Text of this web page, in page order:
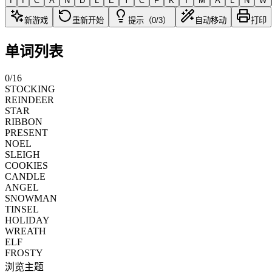
新游戏 重新开始 提示（0/3） 自动移动 打印
单词列表
0/16
STOCKING
REINDEER
STAR
RIBBON
PRESENT
NOEL
SLEIGH
COOKIES
CANDLE
ANGEL
SNOWMAN
TINSEL
HOLIDAY
WREATH
ELF
FROSTY
浏览主题